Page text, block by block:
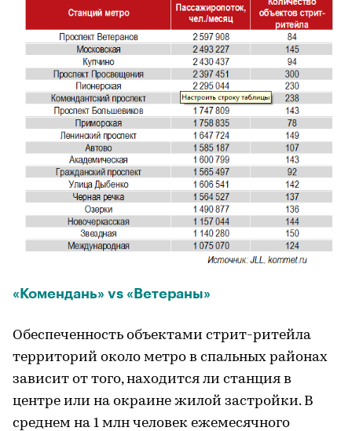
«Комендань» vs «Ветераны»
Обеспеченность объектами стрит-ритейла
территорий около метро в спальных районах
зависит от того, находится ли станция в
центре или на окраине жилой застройки. В
среднем на 1 млн человек ежемесячного